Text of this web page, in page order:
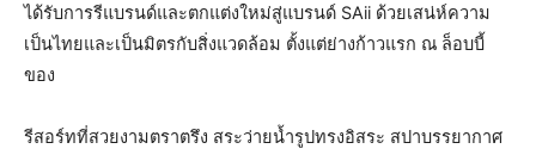
ได้รับการรีแบรนด์และตกแต่งใหม่สู่แบรนด์ SAii ด้วยเสน่ห์ความ
เป็นไทยและเป็นมิตรกับสิ่งแวดล้อม ตั้งแต่ย่างก้าวแรก ณ ล็อบบี้
ของ
รีสอร์ทที่สวยงามตราตรึง สระว่ายน้ำรูปทรงอิสระ สปาบรรยากาศ